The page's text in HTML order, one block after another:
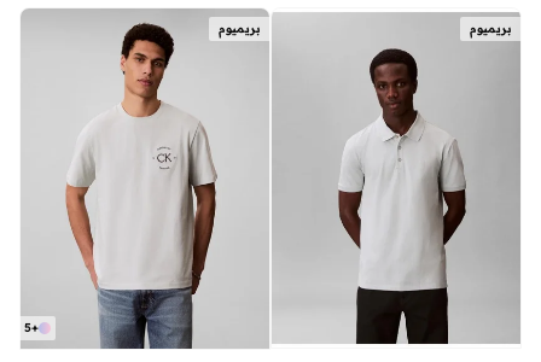
بريميوم بريميوم
+
5